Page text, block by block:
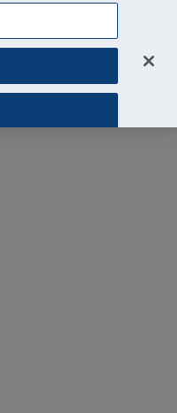
Accedi all'area riservata